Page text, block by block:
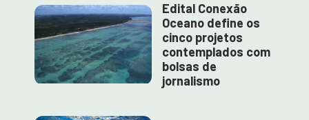
Edital Conexão
Oceano define os
cinco projetos
contemplados com
bolsas de
jornalismo